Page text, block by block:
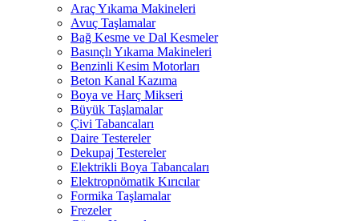
Araç Yıkama Makineleri
Avuç Taşlamalar
Bağ Kesme ve Dal Kesmeler
Basınçlı Yıkama Makineleri
Benzinli Kesim Motorları
Beton Kanal Kazıma
Boya ve Harç Mikseri
Büyük Taşlamalar
Çivi Tabancaları
Daire Testereler
Dekupaj Testereler
Elektrikli Boya Tabancaları
Elektropnömatik Kırıcılar
Formika Taşlamalar
Frezeler